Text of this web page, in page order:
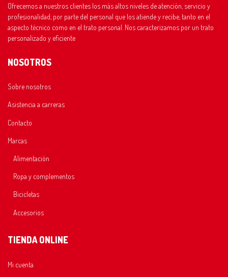
Ofrecemos a nuestros clientes los más altos niveles de atención, servicio y
profesionalidad, por parte del personal que los atiende y recibe, tanto en el
aspecto técnico como en el trato personal. Nos caracterizamos por un trato
personalizado y eficiente
NOSOTROS
Sobre nosotros
Asistencia a carreras
Contacto
Marcas
Alimentación
Ropa y complementos
Bicicletas
Accesorios
TIENDA ONLINE
Mi cuenta